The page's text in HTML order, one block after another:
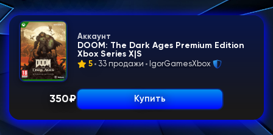
Аккаунт
DOOM: The Dark Ages Premium Edition
Xbox Series X|S
5 33 продажи IgorGamesXbox
350₽ Купить